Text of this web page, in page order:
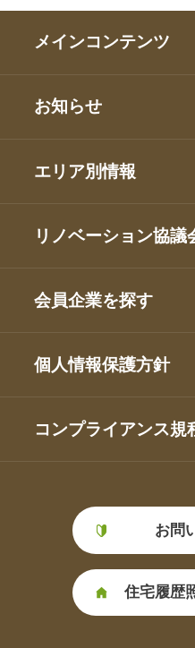
メインコンテンツ
お知らせ
エリア別情報
リノベーション協議
会員企業を探す
個人情報保護方針
コンプライアンス規
お問
住宅履歴